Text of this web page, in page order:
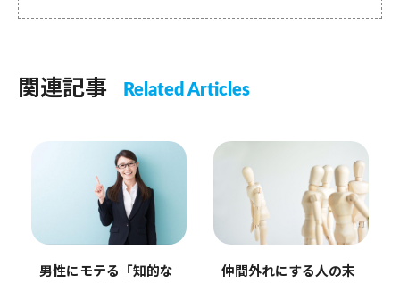
関連記事 Related Articles
男性にモテる「知的な
仲間外れにする人の末